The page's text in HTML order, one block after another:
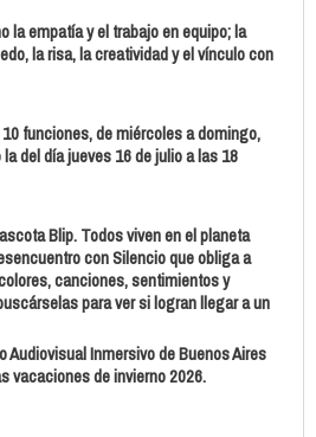
empatía y el trabajo en equipo; la
la risa, la creatividad y el vínculo con
funciones, de miércoles a domingo,
del día jueves 16 de julio a las 18
Blip. Todos viven en el planeta
con Silencio que obliga a
canciones, sentimientos y
para ver si logran llegar a un
Inmersivo de Buenos Aires
vacaciones de invierno 2026.